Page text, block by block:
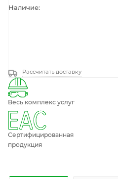
Наличие:
Рассчитать доставку
Весь комплекс услуг
Сертифицированная
продукция